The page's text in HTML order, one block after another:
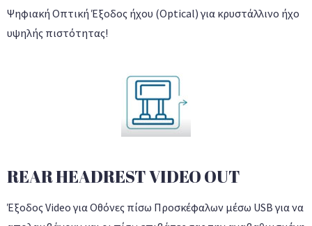
Ψηφιακή Οπτική Έξοδος ήχου (Optical) για κρυστάλλινο ήχο
υψηλής πιστότητας!
REAR HEADREST VIDEO OUT
Έξοδος Video για Οθόνες πίσω Προσκέφαλων μέσω USB για να